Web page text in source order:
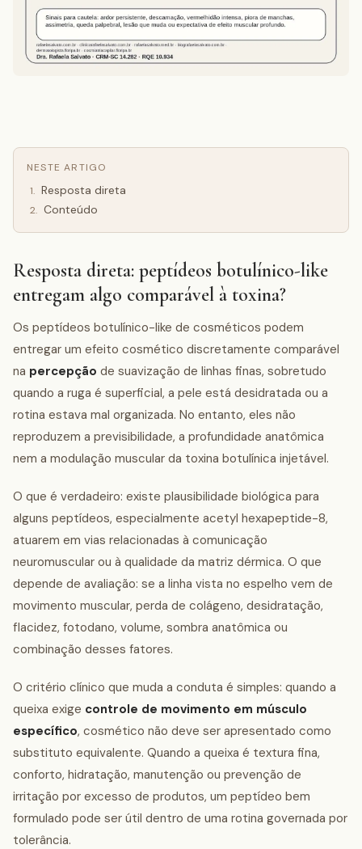
NESTE ARTIGO
1. Resposta direta
2. Conteúdo
Resposta direta: peptídeos botulínico-like
entregam algo comparável à toxina?
Os peptídeos botulínico-like de cosméticos podem
entregar um efeito cosmético discretamente comparável
na percepção de suavização de linhas finas, sobretudo
quando a ruga é superficial, a pele está desidratada ou a
rotina estava mal organizada. No entanto, eles não
reproduzem a previsibilidade, a profundidade anatômica
nem a modulação muscular da toxina botulínica injetável.
O que é verdadeiro: existe plausibilidade biológica para
alguns peptídeos, especialmente acetyl hexapeptide-8,
atuarem em vias relacionadas à comunicação
neuromuscular ou à qualidade da matriz dérmica. O que
depende de avaliação: se a linha vista no espelho vem de
movimento muscular, perda de colágeno, desidratação,
flacidez, fotodano, volume, sombra anatômica ou
combinação desses fatores.
O critério clínico que muda a conduta é simples: quando a
queixa exige controle de movimento em músculo
específico, cosmético não deve ser apresentado como
substituto equivalente. Quando a queixa é textura fina,
conforto, hidratação, manutenção ou prevenção de
irritação por excesso de produtos, um peptídeo bem
formulado pode ser útil dentro de uma rotina governada por
tolerância.